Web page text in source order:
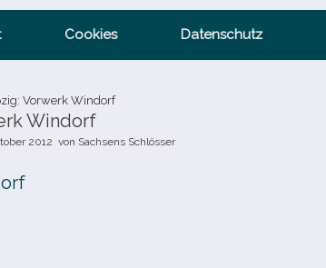
Cookies Datenschutz
Vorwerk Windorf
Windorf
2012 von Sachsens Schlösser